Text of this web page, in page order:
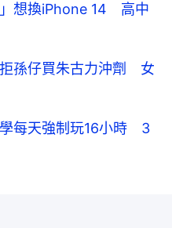
想換iPhone 14 高中
孫仔買朱古力沖劑 女
每天強制玩16小時 3